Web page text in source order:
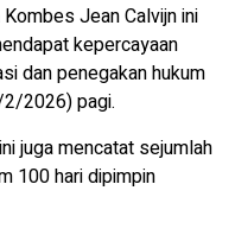
Jean Calvijn ini
kepercayaan
dan penegakan hukum
2/2026) pagi.
juga mencatat sejumlah
100 hari dipimpin